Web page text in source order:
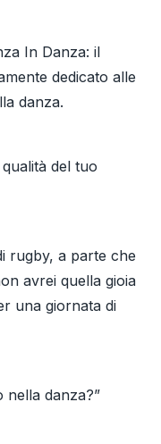
In Danza: il
dedicato alle
danza.
del tuo
rugby, a parte che
avrei quella gioia
una giornata di
nella danza?”